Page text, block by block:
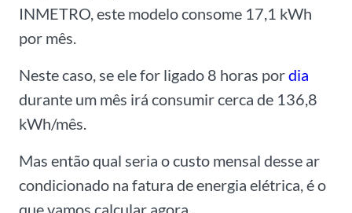
INMETRO, este modelo consome 17,1 kWh
por mês.
Neste caso, se ele for ligado 8 horas pordia
durante um mês irá consumir cerca de 136,8
kWh/mês.
Mas então qual seria o custo mensal desse ar
condicionado na fatura de energia elétrica, é o
que vamos calcular agora.